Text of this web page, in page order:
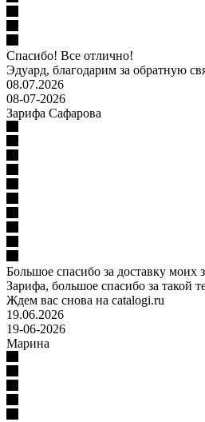
Спасибо! Все отлично!
Эдуард, благодарим за обратную
08.07.2026
08-07-2026
Зарифа Сафарова
Большое спасибо за доставку
Зарифа, большое спасибо за такой
Ждем вас снова на catalogi.ru
19.06.2026
19-06-2026
Марина